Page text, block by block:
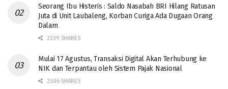
Seorang Ibu Histeris : Saldo Nasabah BRI Hilang Ratusan
Juta di Unit Laubaleng, Korban Curiga Ada Dugaan Orang
Dalam
2339 SHARES
Mulai 17 Agustus, Transaksi Digital Akan Terhubung ke
NIK dan Terpantau oleh Sistem Pajak Nasional
2306 SHARES